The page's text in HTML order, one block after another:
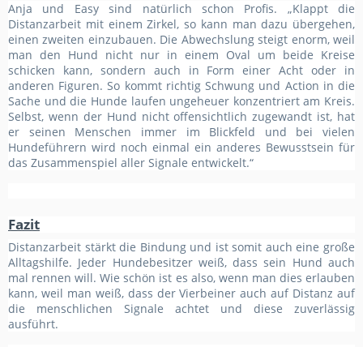
Anja und Easy sind natürlich schon Profis. „Klappt die
Distanzarbeit mit einem Zirkel, so kann man dazu übergehen,
einen zweiten einzubauen. Die Abwechslung steigt enorm, weil
man den Hund nicht nur in einem Oval um beide Kreise
schicken kann, sondern auch in Form einer Acht oder in
anderen Figuren. So kommt richtig Schwung und Action in die
Sache und die Hunde laufen ungeheuer konzentriert am Kreis.
Selbst, wenn der Hund nicht offensichtlich zugewandt ist, hat
er seinen Menschen immer im Blickfeld und bei vielen
Hundeführern wird noch einmal ein anderes Bewusstsein für
das Zusammenspiel aller Signale entwickelt.“
Fazit
Distanzarbeit stärkt die Bindung und ist somit auch eine große
Alltagshilfe. Jeder Hundebesitzer weiß, dass sein Hund auch
mal rennen will. Wie schön ist es also, wenn man dies erlauben
kann, weil man weiß, dass der Vierbeiner auch auf Distanz auf
die menschlichen Signale achtet und diese zuverlässig
ausführt.